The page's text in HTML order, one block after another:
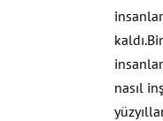
nasıl